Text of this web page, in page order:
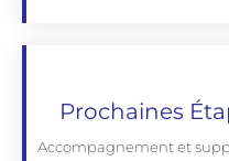
Prochaines
Accompagnement et